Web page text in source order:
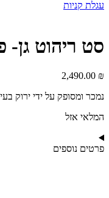
עגלת קניות
סט ריהוט גן-
2,490.00 ₪
נמכר ומסופק על ידי ירוק
המלאי אזל
פרטים נוספים